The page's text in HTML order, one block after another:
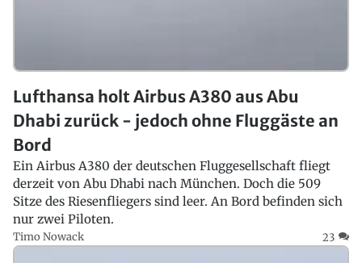
Lufthansa holt Airbus A380 aus Abu
Dhabi zurück - jedoch ohne Fluggäste an
Bord
Ein Airbus A380 der deutschen Fluggesellschaft fliegt
derzeit von Abu Dhabi nach München. Doch die 509
Sitze des Riesenfliegers sind leer. An Bord befinden sich
nur zwei Piloten.
Timo Nowack 23